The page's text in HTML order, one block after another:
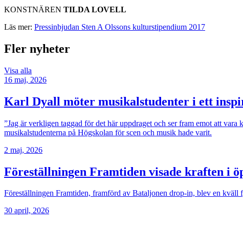
KONSTNÄREN TILDA LOVELL
Läs mer: Pressinbjudan Sten A Olssons kulturstipendium 2017
Fler nyheter
Visa alla
16 maj, 2026
Karl Dyall möter musikalstudenter i ett
”Jag är verkligen taggad för det här uppdraget och ser fram emot att
musikalstudenterna på Högskolan för scen och musik hade varit.
2 maj, 2026
Föreställningen Framtiden visade kraften i
Föreställningen Framtiden, framförd av Bataljonen drop-in, blev en kväll
30 april, 2026